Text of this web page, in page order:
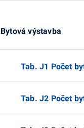
Bytová výstavba
Tab. J1 Počet
Tab. J2 Počet